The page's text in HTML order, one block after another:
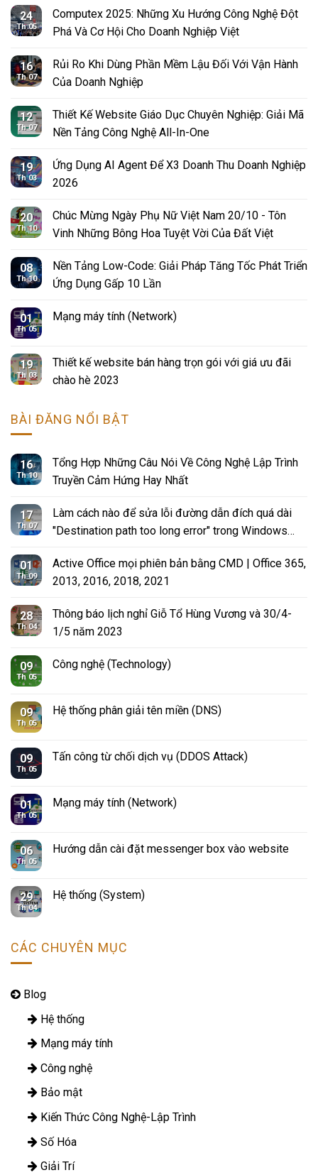
24
Th 05
Computex 2025: Những Xu Hướng Công Nghệ Đột
Phá Và Cơ Hội Cho Doanh Nghiệp Việt
16
Th 07
Rủi Ro Khi Dùng Phần Mềm Lậu Đối Với Vận Hành
Của Doanh Nghiệp
12
Th 07
Thiết Kế Website Giáo Dục Chuyên Nghiệp: Giải Mã
Nền Tảng Công Nghệ All-In-One
19
Th 03
Ứng Dụng AI Agent Để X3 Doanh Thu Doanh Nghiệp
2026
20
Th 10
Chúc Mừng Ngày Phụ Nữ Việt Nam 20/10 - Tôn
Vinh Những Bông Hoa Tuyệt Vời Của Đất Việt
08
Th 10
Nền Tảng Low-Code: Giải Pháp Tăng Tốc Phát Triển
Ứng Dụng Gấp 10 Lần
01
Th 05
Mạng máy tính (Network)
19
Th 03
Thiết kế website bán hàng trọn gói với giá ưu đãi
chào hè 2023
BÀI ĐĂNG NỔI BẬT
16
Th 10
Tổng Hợp Những Câu Nói Về Công Nghệ Lập Trình
Truyền Cảm Hứng Hay Nhất
17
Th 07
Làm cách nào để sửa lỗi đường dẫn đích quá dài
"Destination path too long error" trong Windows
01
Th 09
Active Office mọi phiên bản bằng CMD | Office 365,
2013, 2016, 2018, 2021
28
Th 04
Thông báo lịch nghỉ Giỗ Tổ Hùng Vương và 30/4-
1/5 năm 2023
09
Th 05
Công nghệ (Technology)
09
Th 05
Hệ thống phân giải tên miền (DNS)
09
Th 05
Tấn công từ chối dịch vụ (DDOS Attack)
01
Th 05
Mạng máy tính (Network)
06
Th 05
Hướng dẫn cài đặt messenger box vào website
29
Th 04
Hệ thống (System)
CÁC CHUYÊN MỤC
Blog
Hệ thống
Mạng máy tính
Công nghệ
Bảo mật
Kiến Thức Công Nghệ-Lập Trình
Số Hóa
Giải Trí